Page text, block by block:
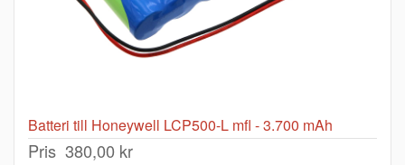
Batteri till Honeywell LCP500-L mfl - 3.700 mAh
Pris 380,00 kr